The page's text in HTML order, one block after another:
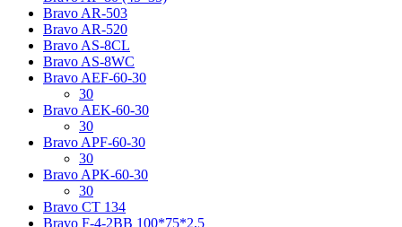
Bravo AR-503
Bravo AR-520
Bravo AS-8CL
Bravo AS-8WC
Bravo AЕF-60-30
30
Bravo AЕK-60-30
30
Bravo AРF-60-30
30
Bravo AРK-60-30
30
Bravo CT 134
Bravo F-4-2BB 100*75*2,5